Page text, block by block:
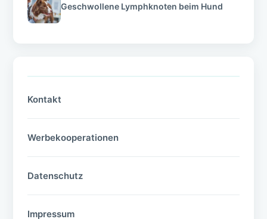
Geschwollene Lymphknoten beim Hund
Kontakt
Werbekooperationen
Datenschutz
Impressum